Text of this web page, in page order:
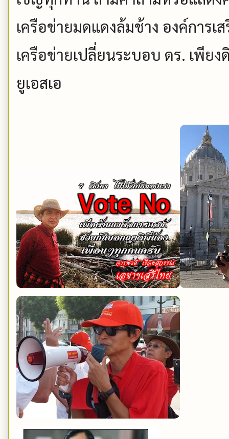
เครือข่ายมดแดงล้มช้าง องค์การ
เครือข่ายเปลี่ยนระบอบ ดร. เพีย
ยูเอสเอ